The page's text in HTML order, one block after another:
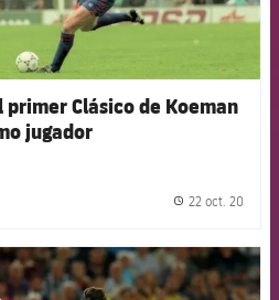
Clásico de Koeman
jugador
22 oct. 20
FCB Barcelona badge